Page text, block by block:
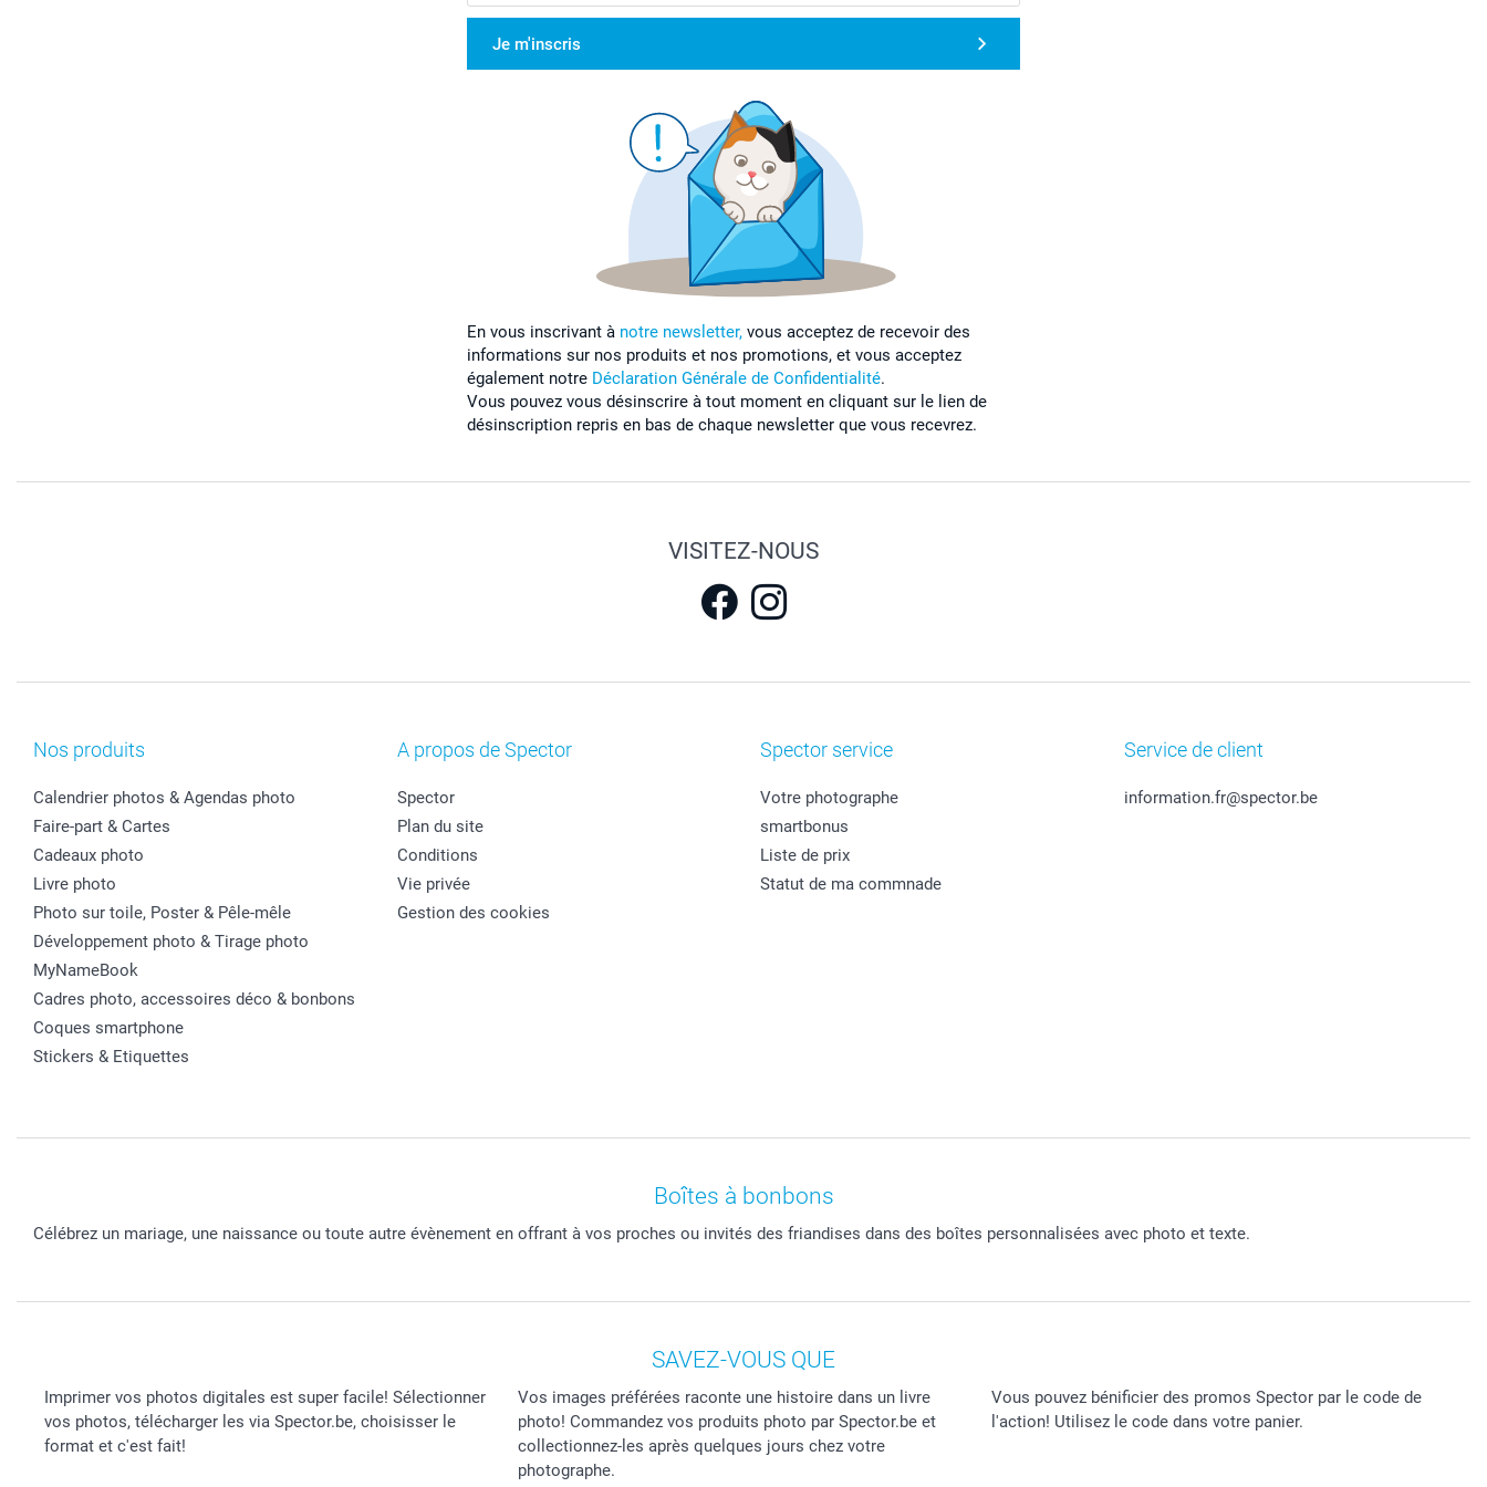
Je m'inscris
En vous inscrivant à notre newsletter, vous acceptez de recevoir des
informations sur nos produits et nos promotions, et vous acceptez
également notre Déclaration Générale de Confidentialité.
Vous pouvez vous désinscrire à tout moment en cliquant sur le lien de
désinscription repris en bas de chaque newsletter que vous recevrez.
VISITEZ-NOUS
Nos produits
Calendrier photos & Agendas photo
Faire-part & Cartes
Cadeaux photo
Livre photo
Photo sur toile, Poster & Pêle-mêle
Développement photo & Tirage photo
MyNameBook
Cadres photo, accessoires déco & bonbons
Coques smartphone
Stickers & Etiquettes
A propos de Spector
Spector
Plan du site
Conditions
Vie privée
Gestion des cookies
Spector service
Votre photographe
smartbonus
Liste de prix
Statut de ma commnade
Service de client
information.fr@spector.be
Boîtes à bonbons
Célébrez un mariage, une naissance ou toute autre évènement en offrant à vos proches ou invités des friandises dans des boîtes personnalisées avec photo et texte.
SAVEZ-VOUS QUE
Imprimer vos photos digitales est super facile! Sélectionner
vos photos, télécharger les via Spector.be, choisisser le
format et c'est fait!
Vos images préférées raconte une histoire dans un livre
photo! Commandez vos produits photo par Spector.be et
collectionnez-les après quelques jours chez votre
photographe.
Vous pouvez bénificier des promos Spector par le code de
l'action! Utilisez le code dans votre panier.